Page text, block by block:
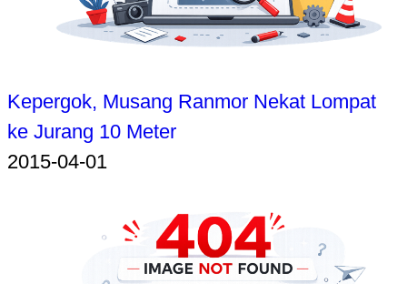
Kepergok, Musang Ranmor Nekat Lompat
ke Jurang 10 Meter
2015-04-01